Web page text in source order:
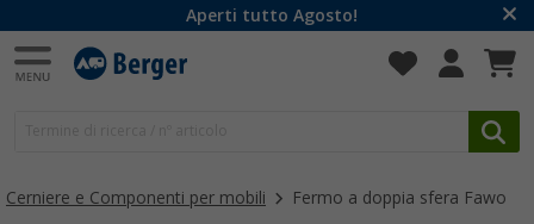
Aperti tutto Agosto!
Cerniere e Componenti per mobili Fermo a doppia sfera Fawo